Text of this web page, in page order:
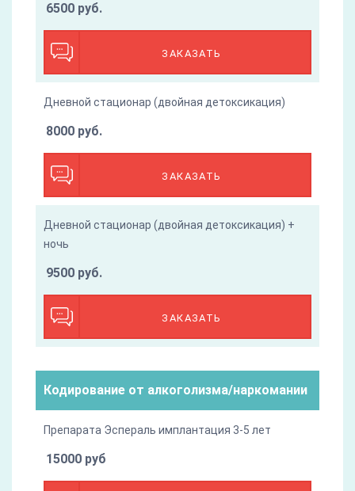
ЗАКАЗАТЬ
6500 руб.
Дневной стационар (двойная детоксикация)
ЗАКАЗАТЬ
8000 руб.
Дневной стационар (двойная детоксикация) +
ночь
ЗАКАЗАТЬ
9500 руб.
Кодирование от алкоголизма/наркомании
Препарата Эспераль имплантация 3-5 лет
15000 руб